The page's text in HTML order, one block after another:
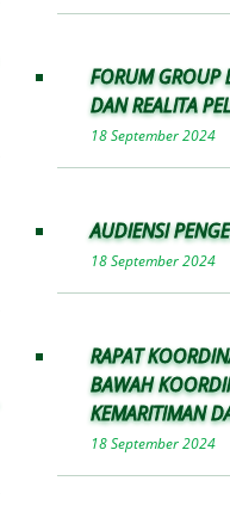
FORUM GROUP
DAN REALITA
18 September 2024
AUDIENSI
18 September 2024
RAPAT
BAWAH
KEMARITIMAN
18 September 2024